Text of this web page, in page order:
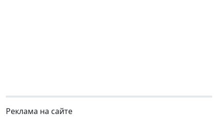
Реклама на сайте